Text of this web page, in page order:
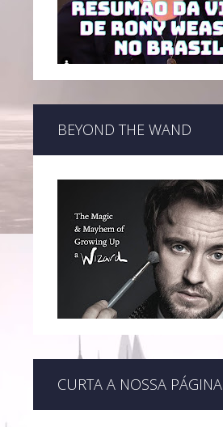
BEYOND THE WAND
CURTA A NOSSA PÁGINA